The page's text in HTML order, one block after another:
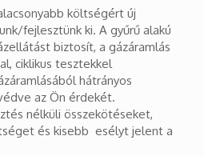
költségért új
fejlesztünk ki. A gyűrű alakú
biztosít, a gázáramlás
ciklikus tesztekkel
hátrányos
az Ön érdekét.
nélküli összekötéseket,
és kisebb esélyt jelent a